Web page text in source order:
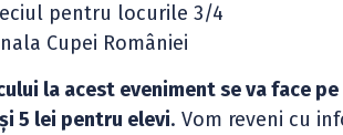
pentru locurile 3/4
Cupei României
la acest eveniment se va face
5 lei pentru elevi. Vom reveni cu